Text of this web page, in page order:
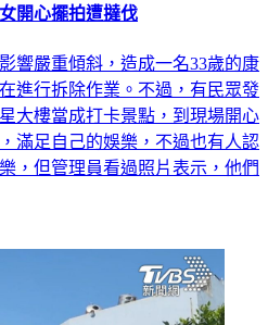
開心擺拍遭撻伐
響嚴重傾斜，造成一名33歲的康
進行拆除作業。不過，有民眾發
大樓當成打卡景點，到現場開心
滿足自己的娛樂，不過也有人認
，但管理員看過照片表示，他們